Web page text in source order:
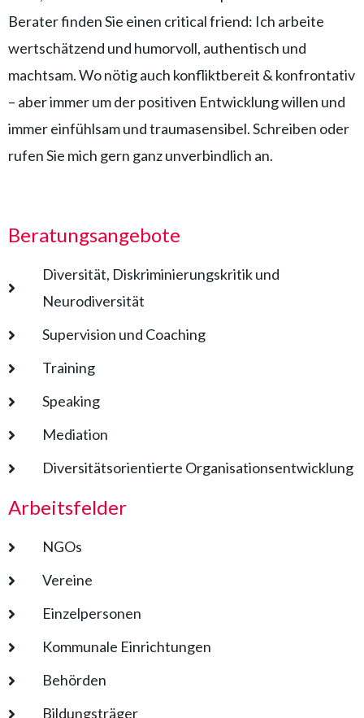
Berater finden Sie einen critical friend: Ich arbeite
wertschätzend und humorvoll, authentisch und
machtsam. Wo nötig auch konfliktbereit & konfrontativ
– aber immer um der positiven Entwicklung willen und
immer einfühlsam und traumasensibel. Schreiben oder
rufen Sie mich gern ganz unverbindlich an.
Beratungsangebote
Diversität, Diskriminierungskritik und
Neurodiversität
Supervision und Coaching
Training
Speaking
Mediation
Diversitätsorientierte Organisationsentwicklung
Arbeitsfelder
NGOs
Vereine
Einzelpersonen
Kommunale Einrichtungen
Behörden
Bildungsträger